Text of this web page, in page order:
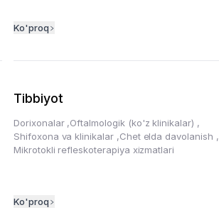
Ko'proq
Tibbiyot
Dorixonalar ,Oftalmologik (ko'z klinikalar) ,
Shifoxona va klinikalar ,Chet elda davolanish ,
Mikrotokli refleskoterapiya xizmatlari
Ko'proq